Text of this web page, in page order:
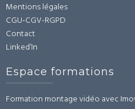
Mentions légales
CGU-CGV-RGPD
Contact
Linked’In
Espace formations
Formation montage vidéo avec